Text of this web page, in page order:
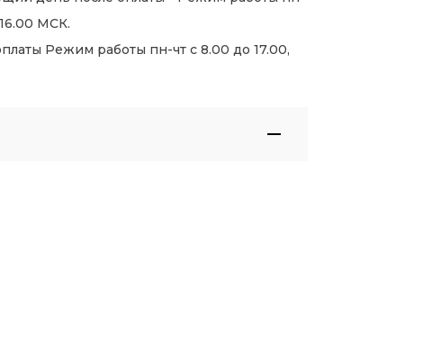
МСК.
Режим работы пн-чт с 8.00 до 17.00,